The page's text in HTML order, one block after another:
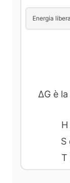
Energia
ΔG è
S
T